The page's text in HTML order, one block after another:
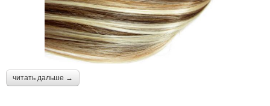
читать дальше →